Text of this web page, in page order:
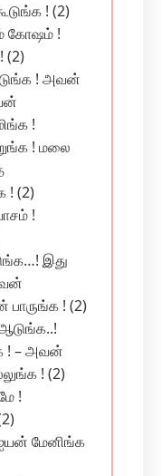
! (2)
கோஷம் !
(2)
! அவன்
!
! மலை
! (2)
!
இது
! (2)
! – அவன்
! (2)
!
மேனிங்க